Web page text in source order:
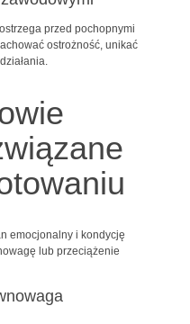
przed pochopnymi
ostrożność, unikać
emocjonalny i kondycję
lub przeciążenie